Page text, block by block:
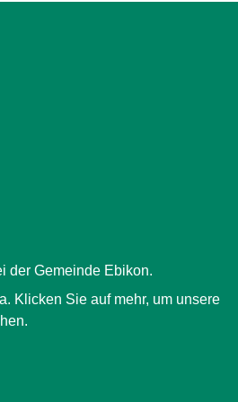
der Gemeinde Ebikon.
Klicken Sie auf mehr, um unsere